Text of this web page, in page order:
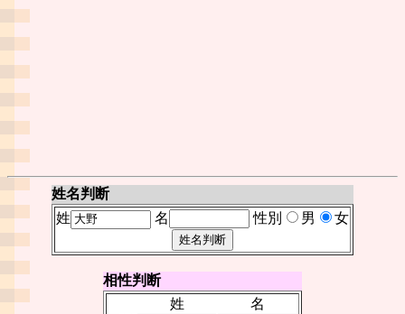
姓名判断
姓
名 性別 男 女
相性判断
姓
名